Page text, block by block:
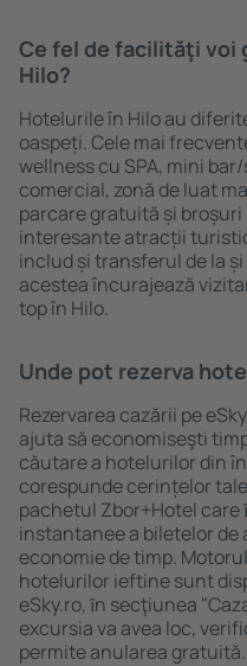
Ce fel de facilităţi voi
Hilo?
Hotelurile în Hilo au
oaspeți. Cele mai
wellness cu SPA, mini
comercial, zonă de luat
parcare gratuită și
interesante atracții
includ și transferul de la
acestea încurajează
top în Hilo.
Unde pot rezerva
Rezervarea cazării pe
ajuta să economiseşti
căutare a hotelurilor din
corespunde cerințelor
pachetul Zbor+Hotel care
instantanee a biletelor de
economie de timp.
hotelurilor ieftine sunt
eSky.ro, ȋn secţiunea
excursia va avea loc,
permite anularea gratuită.